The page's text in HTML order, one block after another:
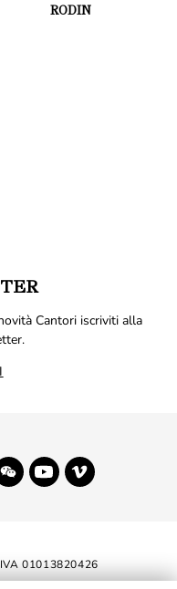
RODIN
Cantori iscriviti alla
01013820426